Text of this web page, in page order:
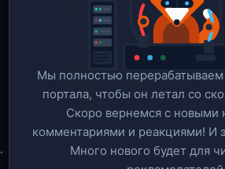
Мы полностью
портала, чтобы он летал со
Скоро вернемся c новыми
комментариями и реакциями! И
Много нового будет для